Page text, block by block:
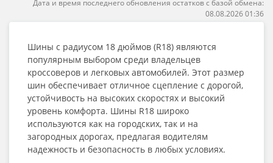
Дата и время последнего обновления остатков с базой обмена:
08.08.2026 01:36
Шины с радиусом 18 дюймов (R18) являются
популярным выбором среди владельцев
кроссоверов и легковых автомобилей. Этот размер
шин обеспечивает отличное сцепление с дорогой,
устойчивость на высоких скоростях и высокий
уровень комфорта. Шины R18 широко
используются как на городских, так и на
загородных дорогах, предлагая водителям
надежность и безопасность в любых условиях.